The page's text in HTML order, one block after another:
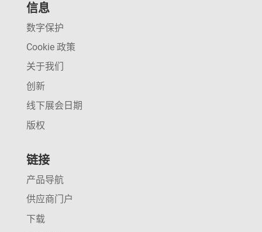
信息
数字保护
Cookie 政策
关于我们
创新
线下展会日期
版权
链接
产品导航
供应商门户
下载